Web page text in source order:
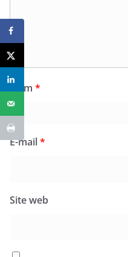
Nom *
E-mail*
Site web